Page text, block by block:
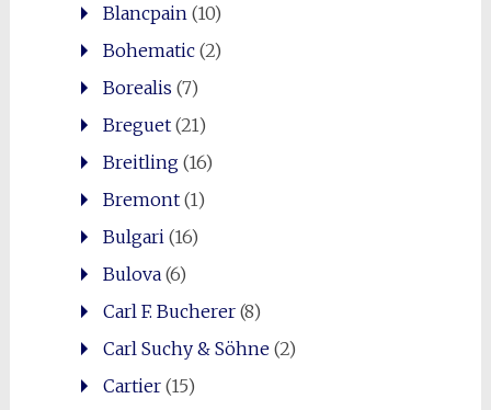
Blancpain (10)
Bohematic(2)
Borealis (7)
Breguet(21)
Breitling(16)
Bremont(1)
Bulgari (16)
Bulova(6)
Carl F. Bucherer(8)
Carl Suchy & Söhne(2)
Cartier(15)